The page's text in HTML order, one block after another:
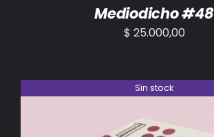
Mediodicho #48
$ 25.000,00
Sin stock